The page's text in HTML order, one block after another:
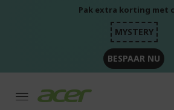
Pak extra korting met
MYSTERY
BESPAAR NU